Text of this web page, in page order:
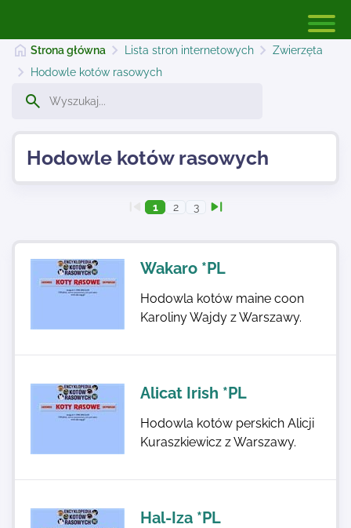
Kontakt
Strona główna Lista stron internetowych
Zwierzęta
Hodowle kotów rasowych
Hodowle kotów rasowych
1 2 3
Wakaro *PL
Hodowla kotów maine coon
Karoliny Wajdy z Warszawy.
Alicat Irish *PL
Hodowla kotów perskich Alicji
Kuraszkiewicz z Warszawy.
Hal-Iza *PL